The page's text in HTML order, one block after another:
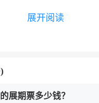
密加工中心、特种机床
机床的深度融合成果
化、数字化的全新趋
展开阅读
展期票多少钱？